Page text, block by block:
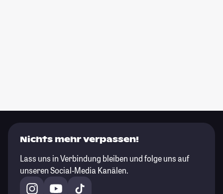
Nichts mehr verpassen!
Lass uns in Verbindung bleiben und folge uns auf
unseren Social-Media Kanälen.